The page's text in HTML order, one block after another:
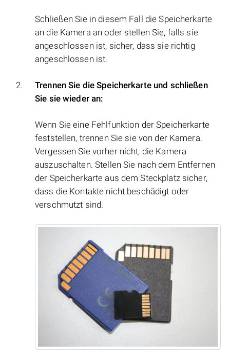
Schließen Sie in diesem Fall die Speicherkarte
an die Kamera an oder stellen Sie, falls sie
angeschlossen ist, sicher, dass sie richtig
angeschlossen ist.
Trennen Sie die Speicherkarte und schließen
Sie sie wieder an:
Wenn Sie eine Fehlfunktion der Speicherkarte
feststellen, trennen Sie sie von der Kamera.
Vergessen Sie vorher nicht, die Kamera
auszuschalten. Stellen Sie nach dem Entfernen
der Speicherkarte aus dem Steckplatz sicher,
dass die Kontakte nicht beschädigt oder
verschmutzt sind.